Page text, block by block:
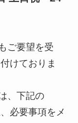
ご要望を受
けておりま
、下記の
必要事項をメ